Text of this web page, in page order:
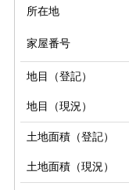
所在地
家屋番号
地目（登記）
地目（現況）
土地面積（登記）
土地面積（現況）